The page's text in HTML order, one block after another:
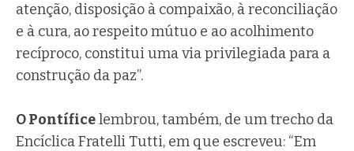
atenção, disposição à compaixão, à reconciliação
e à cura, ao respeito mútuo e ao acolhimento
recíproco, constitui uma via privilegiada para a
construção da paz”.
O Pontíficelembrou, também, de um trecho da
Encíclica Fratelli Tutti, em que escreveu: “Em